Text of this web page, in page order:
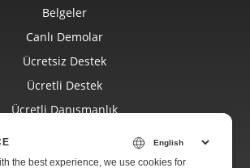
Belgeler
Canlı Demolar
Ücretsiz Destek
Ücretli Destek
Ücretli Danışmanlık
Web Siteleri
the best experience, we use cookies for